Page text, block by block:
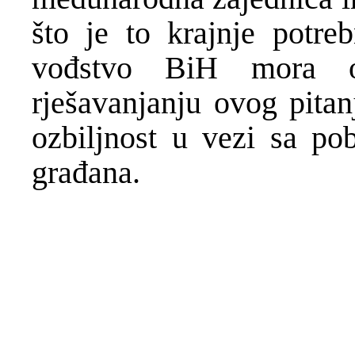
što je to krajnje
vođstvo BiH mora
rješavanjanju ovog
ozbiljnost u vezi sa
građana.